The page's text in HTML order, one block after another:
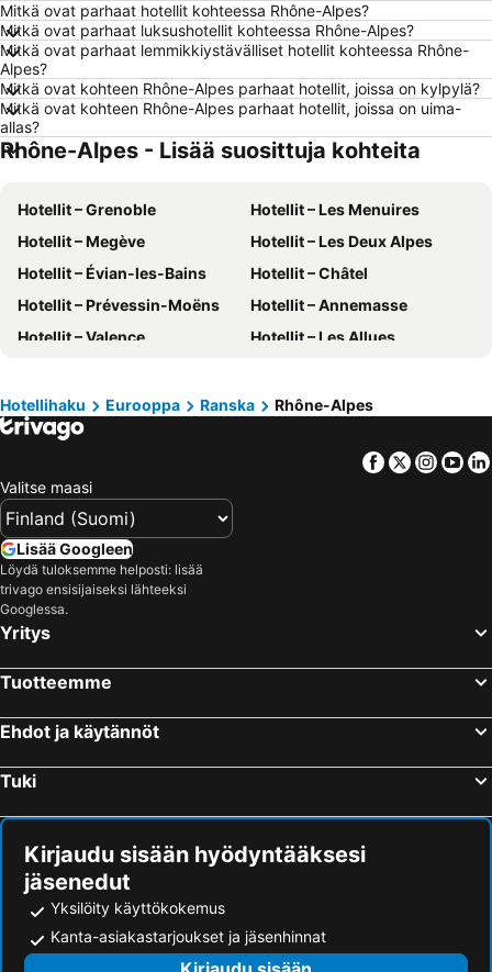
Hotellit – Savonlinna
Hotellit – Gdańsk
Hotellit – Lahti
Hotellit – Hämeenlinna
Hotellit – Seinäjoki
Hotellit – Kreikka
Hotellit – Malta
Hotellit – Aurinkorannikko
Hotellit – Teneriffa
Hotellit – Gardajärvi
Hotellit – Santorini Saari
Hotellit – Viro
Hotellit – Espanja
Hotellit – Koh Samui
Hotellit – Kos Saari
Hotellit – Kypros
Hotellit – Lofoten
Hotellit – Uusimaa
Hotellit – Ylläs
Hotellit – Madeira
Mitkä ovat parhaat hotellit kohteessa Rhône-Alpes?
Mitkä ovat parhaat luksushotellit kohteessa Rhône-Alpes?
Mitkä ovat parhaat lemmikkiystävälliset hotellit kohteessa Rhône-
Alpes?
Mitkä ovat kohteen Rhône-Alpes parhaat hotellit, joissa on kylpylä?
Mitkä ovat kohteen Rhône-Alpes parhaat hotellit, joissa on uima-
allas?
Rhône-Alpes - Lisää suosittuja kohteita
Hotellit – Grenoble
Hotellit – Les Menuires
Hotellit – Megève
Hotellit – Les Deux Alpes
Hotellit – Évian-les-Bains
Hotellit – Châtel
Hotellit – Prévessin-Moëns
Hotellit – Annemasse
Hotellit – Valence
Hotellit – Les Allues
Hotellit – La Clusaz
Hotellit – Brides-Les-Bains
Hotellit – Les Gets
Hotellit – Thoiry
Hotellit – Talloires
Hotellit – Flaine
Hotellit – Gaillard
Hotellit – Saint-Genis-Pouilly
Hotellit – Colombiers-Saugnieu
Hotellit – Saint-Bon-Tarentaise
Hotellit – Argentière
Hotellit – Montélimar
Hotellit – Duingt
Hotellit – Vienne
Hotellit – Villefranche-sur-Saône
Hotellihaku Eurooppa Ranska Rhône-Alpes
Facebook
Twitter
Valitse maasi
Lisää Googleen
Löydä tuloksemme helposti: lisää
trivago ensisijaiseksi lähteeksi
Googlessa.
Yritys
Tuotteemme
Ehdot ja käytännöt
Tuki
Kirjaudu sisään hyödyntääksesi
jäsenedut
Yksilöity käyttökokemus
Kanta-asiakastarjoukset ja jäsenhinnat